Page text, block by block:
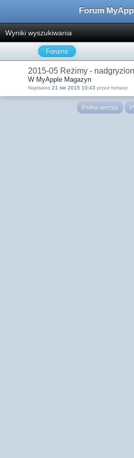
Forum
Wyniki wyszukiwania
Forums
2015-05 Reżimy -
W MyApple Magazyn
Napisano 21 sie 2015 10:43 przez tomasz
Pełna wersja